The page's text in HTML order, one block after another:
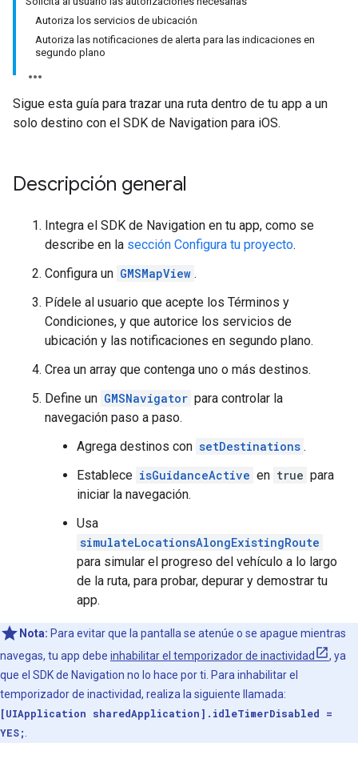
Autoriza los servicios de ubicación
Autoriza las notificaciones de alerta para las indicaciones en
segundo plano
Sigue esta guía para trazar una ruta dentro de tu app a un
solo destino con el SDK de Navigation para iOS.
Descripción general
Integra el SDK de Navigation en tu app, como se
describe en la sección Configura tu proyecto.
Configura un GMSMapView .
Pídele al usuario que acepte los Términos y
Condiciones, y que autorice los servicios de
ubicación y las notificaciones en segundo plano.
Crea un array que contenga uno o más destinos.
Define un GMSNavigator para controlar la
navegación paso a paso.
Agrega destinos con setDestinations .
Establece isGuidanceActive en true para
iniciar la navegación.
Usa
simulateLocationsAlongExistingRoute
para simular el progreso del vehículo a lo largo
de la ruta, para probar, depurar y demostrar tu
app.
Nota: Para evitar que la pantalla se atenúe o se apague mientras
navegas, tu app debe inhabilitar el temporizador de inactividad
, ya
que el SDK de Navigation no lo hace por ti. Para inhabilitar el
temporizador de inactividad, realiza la siguiente llamada:
[UIApplication sharedApplication].idleTimerDisabled =
YES;